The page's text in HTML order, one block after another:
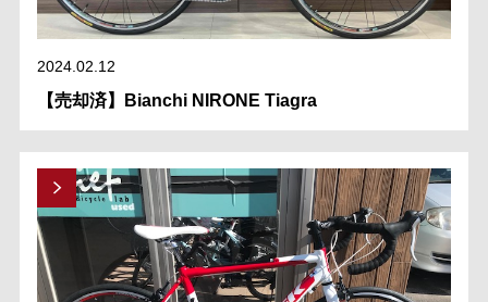
2024.02.12
【売却済】Bianchi NIRONE Tiagra